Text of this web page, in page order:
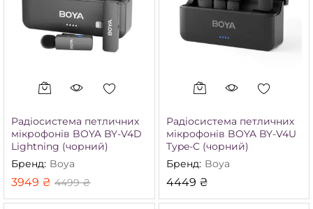
Радіосистема петличних
мікрофонів BOYA BY-V4D
Lightning (чорний)
Бренд: Boya
3949 ₴ 4499₴
Радіосистема петличних
мікрофонів BOYA BY-V4U
Type-C (чорний)
Бренд: Boya
4449 ₴